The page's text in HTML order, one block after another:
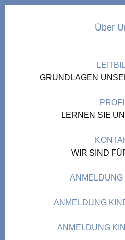
Über
GRUNDLAGEN
LERNEN SIE
WIR SIND
ANMELDUNG
ANMELDUNG
ANMELDUNG